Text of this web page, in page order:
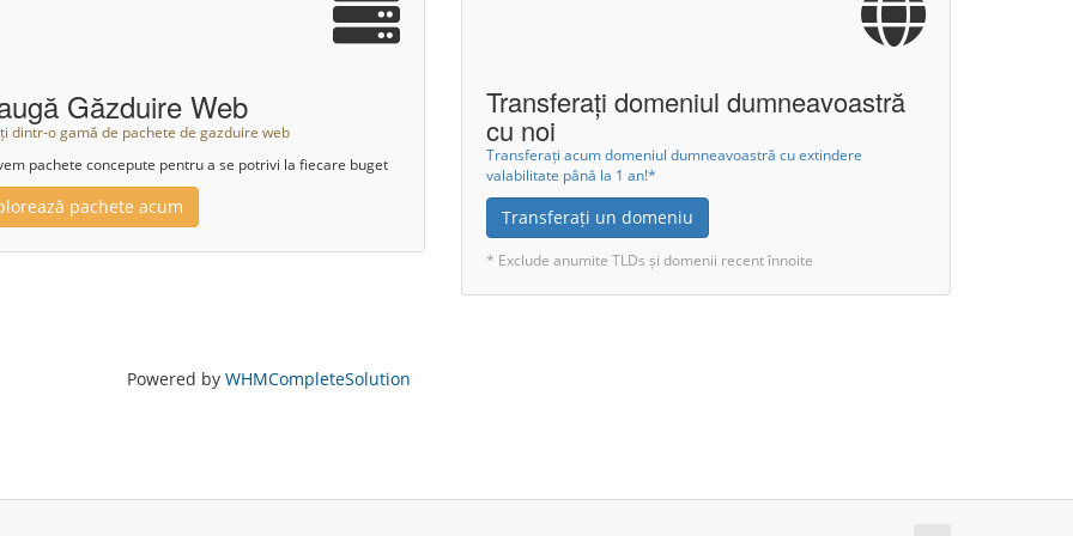
Găzduire Web
dintr-o gamă de pachete de gazduire web
pachete concepute pentru a se potrivi la fiecare buget
pachete acum
Transferați domeniul dumneavoastră
cu noi
Transferați acum domeniul dumneavoastră cu extindere
valabilitate până la 1 an!*
Transferați un domeniu
* Exclude anumite TLDs și domenii recent înnoite
Powered by WHMCompleteSolution